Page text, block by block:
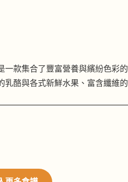
一款集合了豐富營養與繽紛色彩的
乳酪與各式新鮮水果、富含纖維的